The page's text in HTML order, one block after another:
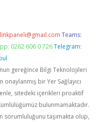
Teams:
0262 606 0 726 Telegram:
gereğince Bilgi Teknolojileri
bir Yer Sağlayıcı
sitedeki içerikleri proaktif
bulunmamaktadır.
sorumluluğunu taşımakta olup,